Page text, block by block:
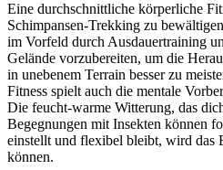
Eine durchschnittliche körperliche
Schimpansen-Trekking zu
im Vorfeld durch Ausdauertraining
Gelände vorzubereiten, um die
in unebenem Terrain besser zu
Fitness spielt auch die mentale
Die feucht-warme Witterung, das
Begegnungen mit Insekten können
einstellt und flexibel bleibt, wird das
können.